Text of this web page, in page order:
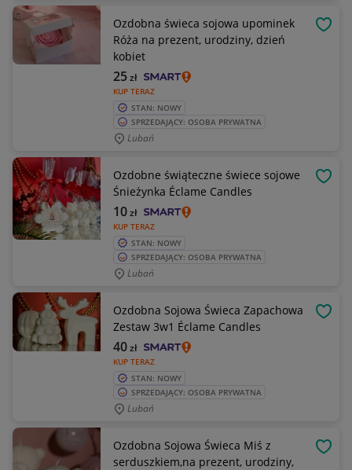
Ozdobna świeca sojowa upominek
Róża na prezent, urodziny, dzień
kobiet
KUP TERAZ
25zł
STAN: NOWY
SPRZEDAJĄCY: OSOBA PRYWATNA
Lubań
Ozdobne świąteczne świece sojowe
Śnieżynka Éclame Candles
KUP TERAZ
10zł
STAN: NOWY
SPRZEDAJĄCY: OSOBA PRYWATNA
Lubań
Ozdobna Sojowa Świeca Zapachowa
Zestaw 3w1 Éclame Candles
KUP TERAZ
40zł
STAN: NOWY
SPRZEDAJĄCY: OSOBA PRYWATNA
Lubań
Ozdobna Sojowa Świeca Miś z
serduszkiem,na prezent, urodziny,